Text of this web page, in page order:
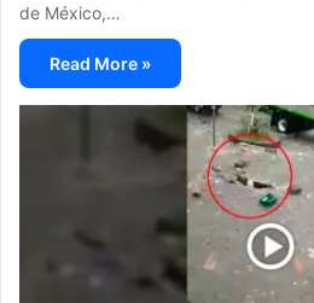
de México,…
Read More »